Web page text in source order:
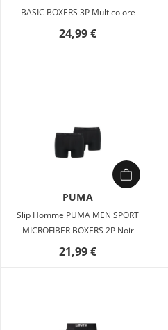
BASIC BOXERS 3P Multicolore
24,99 €
PUMA
Slip Homme PUMA MEN SPORT
MICROFIBER BOXERS 2P Noir
21,99 €